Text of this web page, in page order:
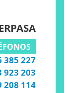
385 227
923 203
208 114